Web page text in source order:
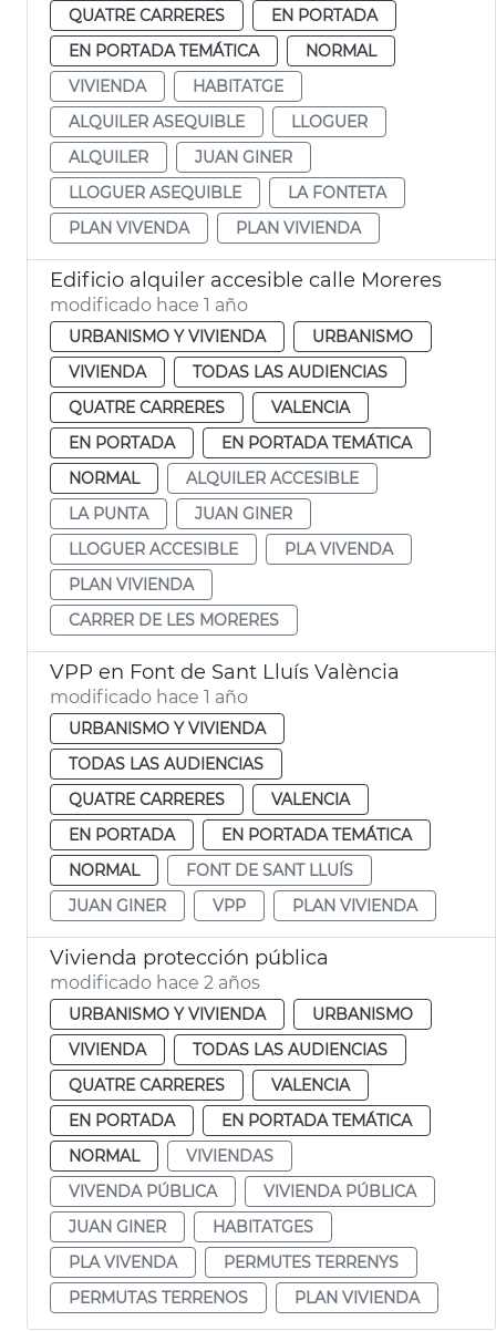
QUATRE CARRERES
EN PORTADA
EN PORTADA TEMÁTICA
NORMAL
VIVIENDA
HABITATGE
ALQUILER ASEQUIBLE
LLOGUER
ALQUILER
JUAN GINER
LLOGUER ASEQUIBLE
LA FONTETA
PLAN VIVENDA
PLAN VIVIENDA
Edificio alquiler accesible calle Moreres
modificado hace 1 año
URBANISMO Y VIVIENDA
URBANISMO
VIVIENDA
TODAS LAS AUDIENCIAS
QUATRE CARRERES
VALENCIA
EN PORTADA
EN PORTADA TEMÁTICA
NORMAL
ALQUILER ACCESIBLE
LA PUNTA
JUAN GINER
LLOGUER ACCESIBLE
PLA VIVENDA
PLAN VIVIENDA
CARRER DE LES MORERES
VPP en Font de Sant Lluís València
modificado hace 1 año
URBANISMO Y VIVIENDA
TODAS LAS AUDIENCIAS
QUATRE CARRERES
VALENCIA
EN PORTADA
EN PORTADA TEMÁTICA
NORMAL
FONT DE SANT LLUÍS
JUAN GINER
VPP PLAN VIVIENDA
Vivienda protección pública
modificado hace 2 años
URBANISMO Y VIVIENDA
URBANISMO
VIVIENDA
TODAS LAS AUDIENCIAS
QUATRE CARRERES
VALENCIA
EN PORTADA
EN PORTADA TEMÁTICA
NORMAL
VIVIENDAS
VIVENDA PÚBLICA
VIVIENDA PÚBLICA
JUAN GINER
HABITATGES
PLA VIVENDA
PERMUTES TERRENYS
PERMUTAS TERRENOS
PLAN VIVIENDA